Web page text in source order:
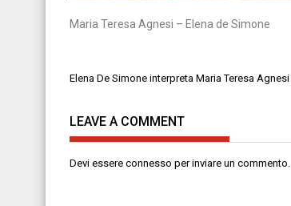
Maria Teresa Agnesi – Elena de Simone
Navigazione
Elena De Simone interpreta Maria Teresa Agnesi
LEAVE A COMMENT
Devi essere connesso per inviare un commento.